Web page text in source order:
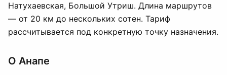
Натухаевская, Большой Утриш. Длина маршрутов
— от 20 км до нескольких сотен. Тариф
рассчитывается под конкретную точку назначения.
О Анапе